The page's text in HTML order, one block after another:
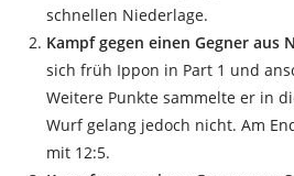
schnellen Niederlage.
Kampf gegen einen Gegner aus
sich früh Ippon in Part 1 und
Weitere Punkte sammelte er in
Wurf gelang jedoch nicht. Am
mit 12:5.